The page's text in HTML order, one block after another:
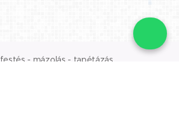
- mázolás - tapétázás